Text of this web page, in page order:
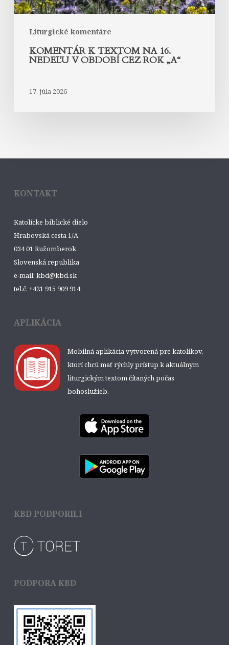
Liturgické komentáre
rok
„A“
KOMENTÁR K TEXTOM NA 16.
NEDEĽU V OBDOBÍ CEZ ROK „A“
17. júla 2026
KONTAKT
Katolícke biblické dielo
Hrabovská cesta 1/A
034 01 Ružomberok
Slovenská republika
e-mail: kbd@kbd.sk
tel.č. +421 915 909 914
APLIKÁCIA
Mobilná aplikácia vytvorená pre katolíkov,
ktorí chcú mať rýchly prístup k aktuálnym
liturgickým textom čítaných počas
bohoslužieb.
KBD PODPORILI
PODPORA KBD